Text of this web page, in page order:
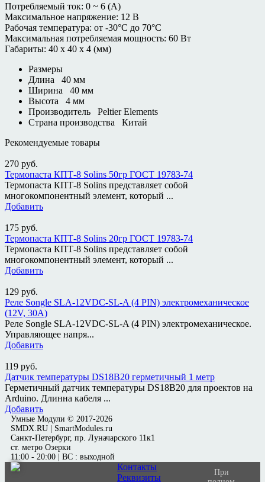
Потребляемый ток: 0 ~ 6 (A)
Максимальное напряжение: 12 В
Рабочая температура: от -30°C до 70°C
Максимальная потребляемая мощность: 60 Вт
Габариты: 40 х 40 х 4 (мм)
Размеры
Длина
40 мм
Ширина
40 мм
Высота
4 мм
Производитель
Peltier Elements
Страна производства
Китай
Рекомендуемые товары
270 руб.
Термопаста КПТ-8 Solins 50гр ГОСТ 19783-74
Термопаста КПТ-8 Solins представляет собой
многокомпонентный элемент, который ...
Добавить
175 руб.
Термопаста КПТ-8 Solins 20гр ГОСТ 19783-74
Термопаста КПТ-8 Solins представляет собой
многокомпонентный элемент, который ...
Добавить
129 руб.
Реле Songle SLA-12VDC-SL-A (4 PIN) электромеханическое
(12V, 30A)
Реле Songle SLA-12VDC-SL-A (4 PIN) электромеханическое.
Управляющее напря...
Добавить
119 руб.
Датчик температуры DS18B20 герметичный 1 метр
Герметичный датчик температуры DS18B20 для проектов на
Arduino. Длинна кабеля ...
Добавить
Умные Модули © 2017-2026
SMDX.RU | SmartModules.ru
Санкт-Петербург, пр. Луначарского 11к1
ст. метро Озерки
11:00 - 20:00 | ВС : выходной
Контакты
Реквизиты
При